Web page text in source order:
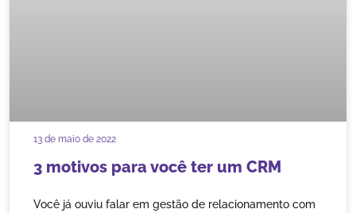
3 motivos para você ter um CRM
Você já ouviu falar em gestão de relacionamento com
13 de maio de 2022